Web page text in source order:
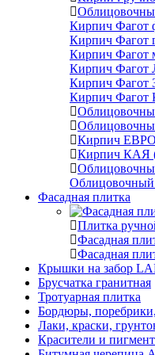
Кирпич Фагот
Кирпич Фагот
Кирпич Фагот
Кирпич Фагот
Кирпич Фагот
Кирпич Фагот
Кирпич
Кирпич КАЯ
Облицовочный
Фасадная плитка
Плитка
Фасадная
Фасадная
Крышки на забор
Брусчатка гранитная
Тротуарная плитка
Бордюры,
Лаки, краски,
Красители и